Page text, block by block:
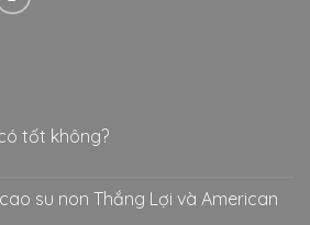
tốt không?
su non Thắng Lợi và American